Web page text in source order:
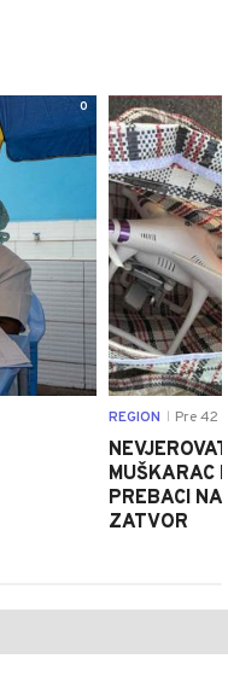
0
REGION Pre 42
MUŠKARAC
PREBACI
ZATVOR